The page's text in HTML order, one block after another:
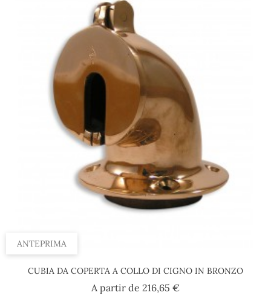
ANTEPRIMA
CUBIA DA COPERTA A COLLO DI CIGNO IN BRONZO
A partir de 216,65 €Prezzo